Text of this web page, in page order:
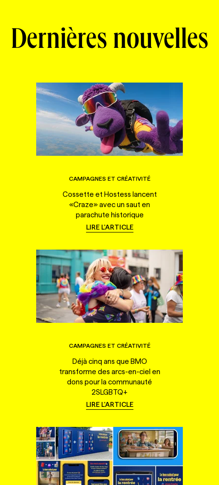
Dernières nouvelles
CAMPAGNES ET CRÉATIVITÉ
Cossette et Hostess lancent
«Craze» avec un saut en
parachute historique
LIRE L'ARTICLE
CAMPAGNES ET CRÉATIVITÉ
Déjà cinq ans que BMO
transforme des arcs-en-ciel en
dons pour la communauté
2SLGBTQ+
LIRE L'ARTICLE